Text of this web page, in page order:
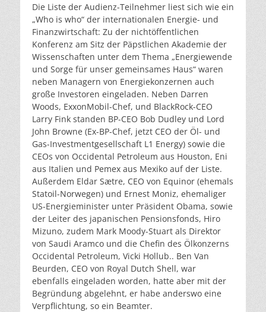
Die Liste der Audienz-Teilnehmer liest sich wie ein
„Who is who“ der internationalen Energie- und
Finanzwirtschaft: Zu der nichtöffentlichen
Konferenz am Sitz der Päpstlichen Akademie der
Wissenschaften unter dem Thema „Energiewende
und Sorge für unser gemeinsames Haus“ waren
neben Managern von Energiekonzernen auch
große Investoren eingeladen. Neben Darren
Woods, ExxonMobil-Chef, und BlackRock-CEO
Larry Fink standen BP-CEO Bob Dudley und Lord
John Browne (Ex-BP-Chef, jetzt CEO der Öl- und
Gas-Investmentgesellschaft L1 Energy) sowie die
CEOs von Occidental Petroleum aus Houston, Eni
aus Italien und Pemex aus Mexiko auf der Liste.
Außerdem Eldar Sætre, CEO von Equinor (ehemals
Statoil-Norwegen) und Ernest Moniz, ehemaliger
US-Energieminister unter Präsident Obama, sowie
der Leiter des japanischen Pensionsfonds, Hiro
Mizuno, zudem Mark Moody-Stuart als Direktor
von Saudi Aramco und die Chefin des Ölkonzerns
Occidental Petroleum, Vicki Hollub.. Ben Van
Beurden, CEO von Royal Dutch Shell, war
ebenfalls eingeladen worden, hatte aber mit der
Begründung abgelehnt, er habe anderswo eine
Verpflichtung, so ein Beamter.